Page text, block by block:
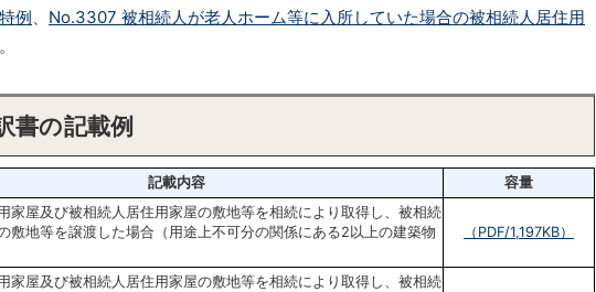
例、 No.3307 被相続人が老人ホーム等に入所していた場合の被相続人居住用
書の記載例
記載内容 容量
家屋及び被相続人居住用家屋の敷地等を相続により取得し、被相続
敷地等を譲渡した場合（用途上不可分の関係にある2以上の建築物
（PDF/1,197KB）
家屋及び被相続人居住用家屋の敷地等を相続により取得し、被相続